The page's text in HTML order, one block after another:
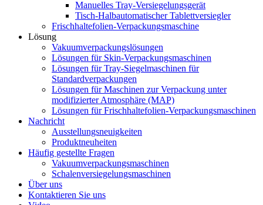
Manuelles Tray-Versiegelungsgerät
Tisch-Halbautomatischer Tablettversiegler
Frischhaltefolien-Verpackungsmaschine
Lösung
Vakuumverpackungslösungen
Lösungen für Skin-Verpackungsmaschinen
Lösungen für Tray-Siegelmaschinen für
Standardverpackungen
Lösungen für Maschinen zur Verpackung unter
modifizierter Atmosphäre (MAP)
Lösungen für Frischhaltefolien-Verpackungsmaschinen
Nachricht
Ausstellungsneuigkeiten
Produktneuheiten
Häufig gestellte Fragen
Vakuumverpackungsmaschinen
Schalenversiegelungsmaschinen
Über uns
Kontaktieren Sie uns